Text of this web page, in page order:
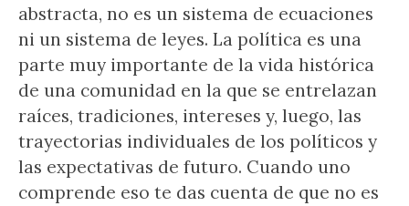
abstracta, no es un sistema de ecuaciones
ni un sistema de leyes. La política es una
parte muy importante de la vida histórica
de una comunidad en la que se entrelazan
raíces, tradiciones, intereses y, luego, las
trayectorias individuales de los políticos y
las expectativas de futuro. Cuando uno
comprende eso te das cuenta de que no es